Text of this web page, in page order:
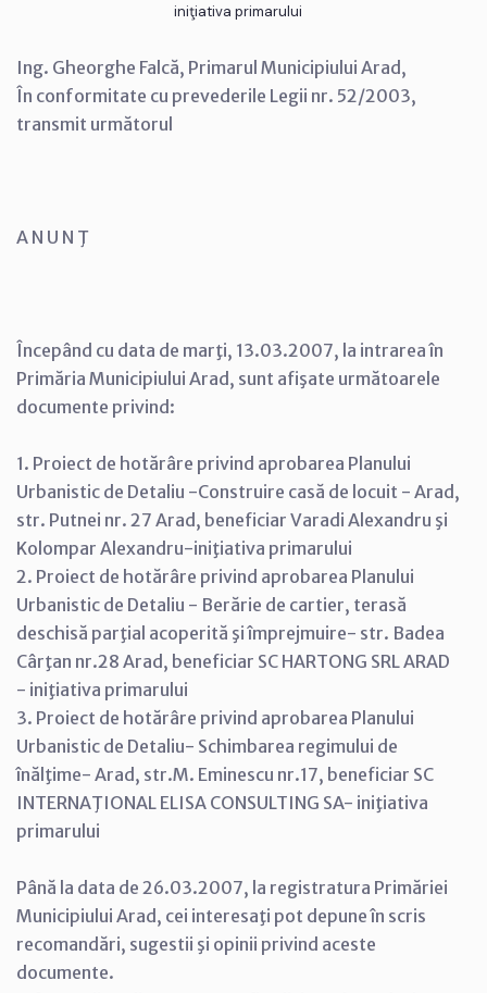
iniţiativa primarului
Ing. Gheorghe Falcă, Primarul Municipiului Arad,
În conformitate cu prevederile Legii nr. 52/2003,
transmit următorul
A N U N Ţ
Începând cu data de marţi, 13.03.2007, la intrarea în
Primăria Municipiului Arad, sunt afişate următoarele
documente privind:
1. Proiect de hotărâre privind aprobarea Planului
Urbanistic de Detaliu -Construire casă de locuit - Arad,
str. Putnei nr. 27 Arad, beneficiar Varadi Alexandru şi
Kolompar Alexandru-iniţiativa primarului
2. Proiect de hotărâre privind aprobarea Planului
Urbanistic de Detaliu - Berărie de cartier, terasă
deschisă parţial acoperită şi împrejmuire- str. Badea
Cârţan nr.28 Arad, beneficiar SC HARTONG SRL ARAD
- iniţiativa primarului
3. Proiect de hotărâre privind aprobarea Planului
Urbanistic de Detaliu- Schimbarea regimului de
înălţime- Arad, str.M. Eminescu nr.17, beneficiar SC
INTERNAŢIONAL ELISA CONSULTING SA- iniţiativa
primarului
Până la data de 26.03.2007, la registratura Primăriei
Municipiului Arad, cei interesaţi pot depune în scris
recomandări, sugestii şi opinii privind aceste
documente.